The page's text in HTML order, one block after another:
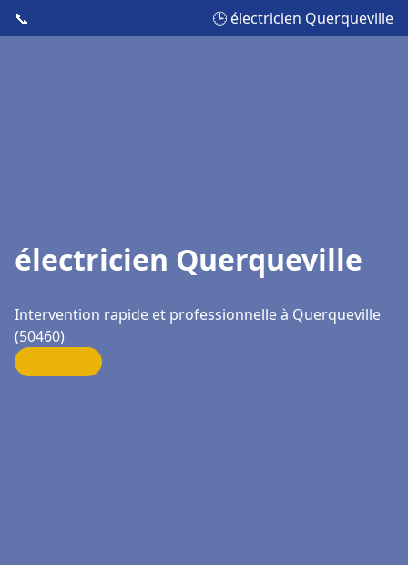
📞 🕒 électricien Querqueville
électricien Querqueville
Intervention rapide et professionnelle à Querqueville
(50460)